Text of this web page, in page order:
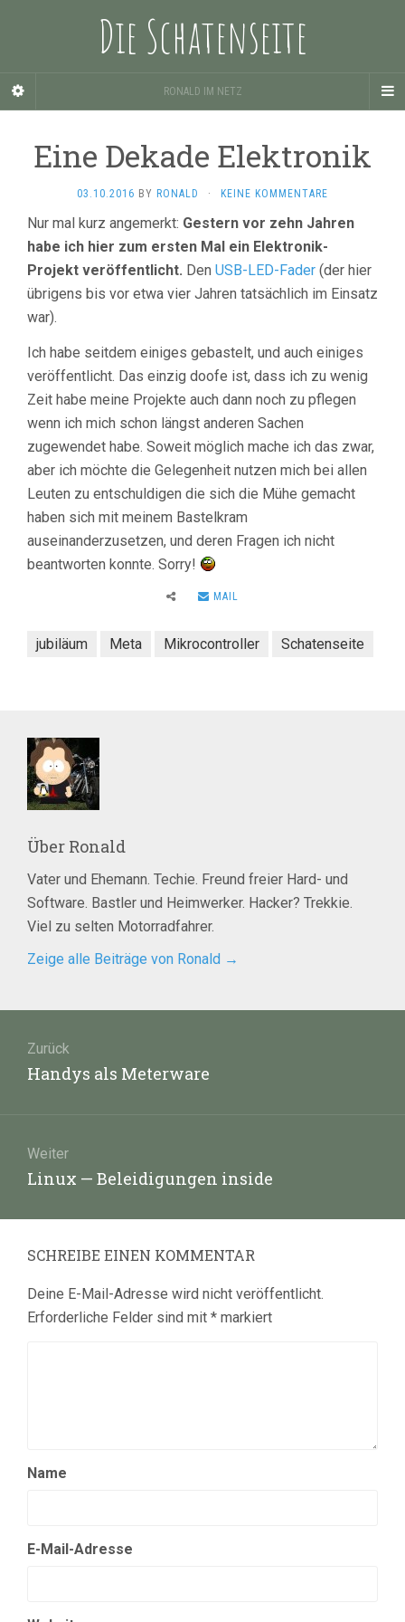
Die Schatenseite
RONALD IM NETZ
Eine Dekade Elektronik
03.10.2016 BY RONALD · KEINE KOMMENTARE
Nur mal kurz angemerkt: Gestern vor zehn Jahren
habe ich hier zum ersten Mal ein Elektronik-
Projekt veröffentlicht. Den USB-LED-Fader (der hier
übrigens bis vor etwa vier Jahren tatsächlich im Einsatz
war).
Ich habe seitdem einiges gebastelt, und auch einiges
veröffentlicht. Das einzig doofe ist, dass ich zu wenig
Zeit habe meine Projekte auch dann noch zu pflegen
wenn ich mich schon längst anderen Sachen
zugewendet habe. Soweit möglich mache ich das zwar,
aber ich möchte die Gelegenheit nutzen mich bei allen
Leuten zu entschuldigen die sich die Mühe gemacht
haben sich mit meinem Bastelkram
auseinanderzusetzen, und deren Fragen ich nicht
beantworten konnte. Sorry!
MAIL
jubiläum Meta Mikrocontroller Schatenseite
Über Ronald
Vater und Ehemann. Techie. Freund freier Hard- und
Software. Bastler und Heimwerker. Hacker? Trekkie.
Viel zu selten Motorradfahrer.
Zeige alle Beiträge von Ronald →
Zurück
Vorheriger
Handys als Meterware
Weiter
Nächster
Linux — Beleidigungen inside
SCHREIBE EINEN KOMMENTAR
Deine E-Mail-Adresse wird nicht veröffentlicht.
Erforderliche Felder sind mit * markiert
Name
E-Mail-Adresse